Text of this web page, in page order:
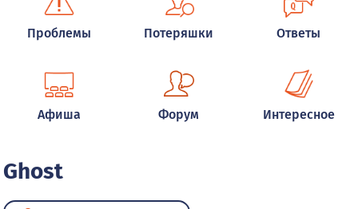
Проблемы Потеряшки Ответы
Афиша Форум Интересное
Ghost